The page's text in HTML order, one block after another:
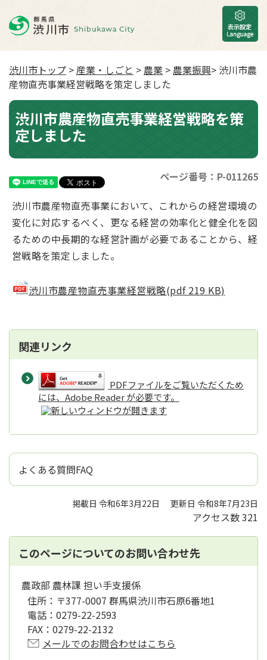
渋川市トップ >産業・しごと > 農業 > 農業振興> 渋川市農
産物直売事業経営戦略を策定しました
渋川市農産物直売事業経営戦略を策
定しました
ページ番号：P-011265
渋川市農産物直売事業において、これからの経営環境の
変化に対応するべく、更なる経営の効率化と健全化を図
るための中長期的な経営計画が必要であることから、経
営戦略を策定しました。
渋川市農産物直売事業経営戦略(pdf 219 KB)
関連リンク
PDFファイルをご覧いただくため
には、Adobe Reader が必要です。
よくある質問FAQ
掲載日 令和6年3月22日 更新日 令和8年7月23日
アクセス数321
このページについてのお問い合わせ先
農政部 農林課 担い手支援係
住所： 〒377-0007 群馬県渋川市石原6番地1
電話： 0279-22-2593
FAX： 0279-22-2132
メールでのお問合わせはこちら